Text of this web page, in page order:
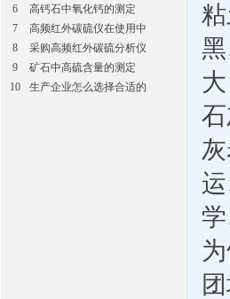
6
高钙石中氧化钙的测定
7
高频红外碳硫仪在使用中
8
采购高频红外碳硫分析仪
9
矿石中高硫含量的测定
10
生产企业怎么选择合适的